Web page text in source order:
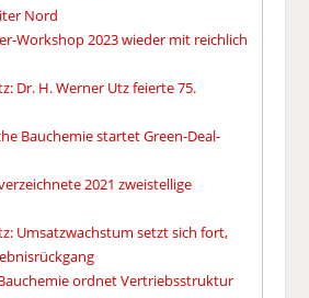
Nord
Workshop 2023 wieder mit reichlich
Dr. H. Werner Utz feierte 75.
Bauchemie startet Green-Deal-
2021 zweistellige
Umsatzwachstum setzt sich fort,
ordnet Vertriebsstruktur